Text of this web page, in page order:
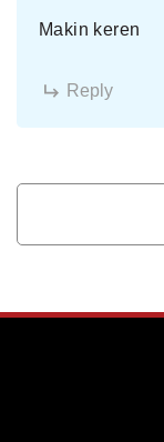
Makin keren
Reply